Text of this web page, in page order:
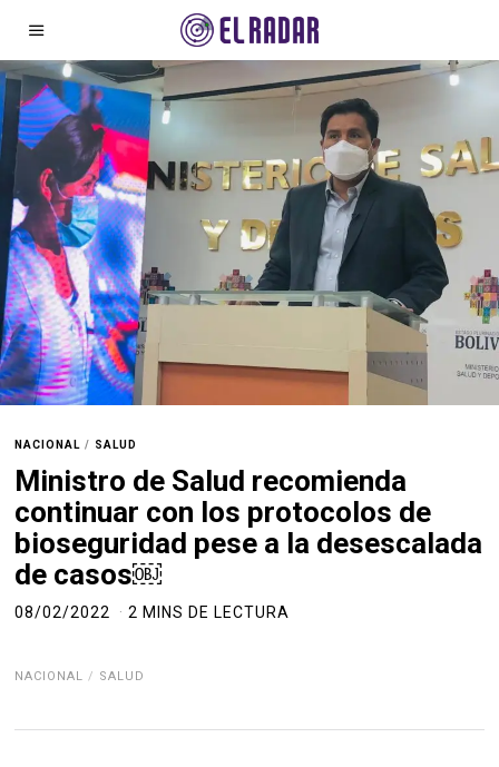
NACIONAL / SALUD
Ministro de Salud recomienda
continuar con los protocolos de
bioseguridad pese a la desescalada
de casos￼
08/02/2022 2 MINS DE LECTURA
NACIONAL / SALUD